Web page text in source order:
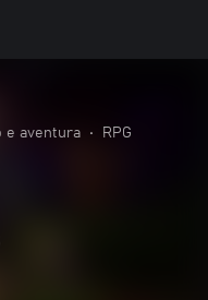
e aventura • RPG